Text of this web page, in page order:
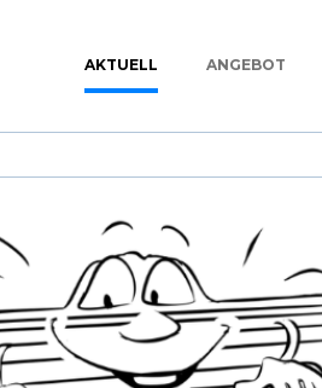
AKTUELL ANGEBOT